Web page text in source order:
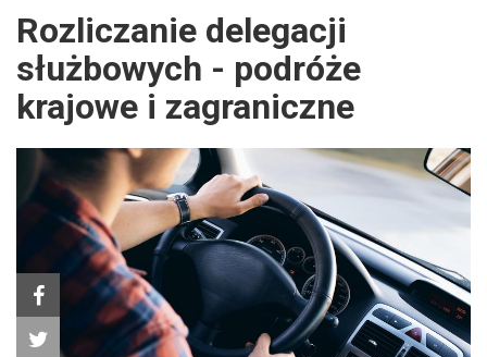
Rozliczanie delegacji
służbowych - podróże
krajowe i zagraniczne